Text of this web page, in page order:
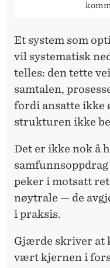
Et system som
vil systematisk
telles: den tette
samtalen,
fordi ansatte ikke
strukturen ikke
Det er ikke nok å
peker i motsatt
nøytrale — de
i praksis.
Gjærde skriver at
vært kjernen i